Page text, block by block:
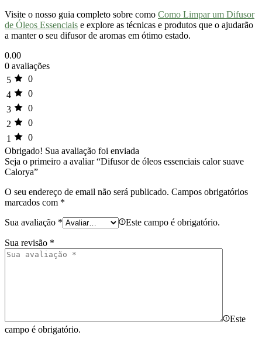
Visite o nosso guia completo sobre como Como Limpar um Difusor
de Óleos Essenciais e explore as técnicas e produtos que o ajudarão
a manter o seu difusor de aromas em ótimo estado.
0.00
0 avaliações
5
0
4
0
3
0
2
0
1
0
Obrigado! Sua avaliação foi enviada
Seja o primeiro a avaliar “Difusor de óleos essenciais calor suave
Calorya”
O seu endereço de email não será publicado. Campos obrigatórios
marcados com *
Sua avaliação * Este campo é obrigatório.
Sua revisão *
Este
campo é obrigatório.